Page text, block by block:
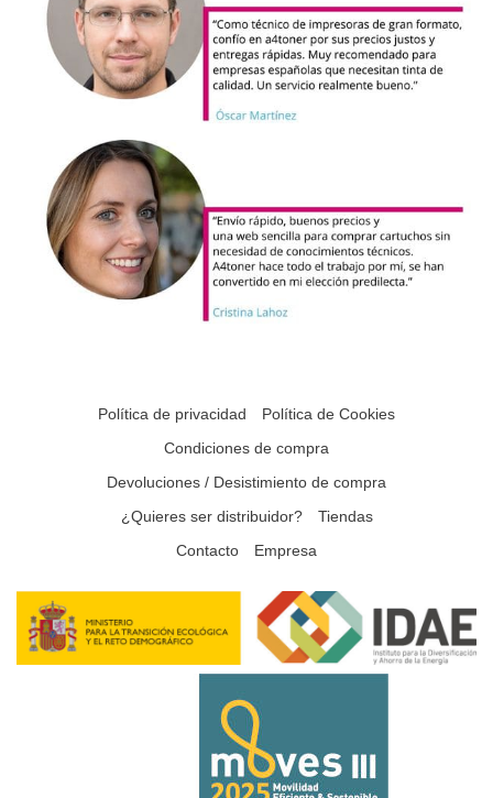
Política de privacidad
Política de Cookies
Condiciones de compra
Devoluciones / Desistimiento de compra
¿Quieres ser distribuidor?
Tiendas
Contacto
Empresa